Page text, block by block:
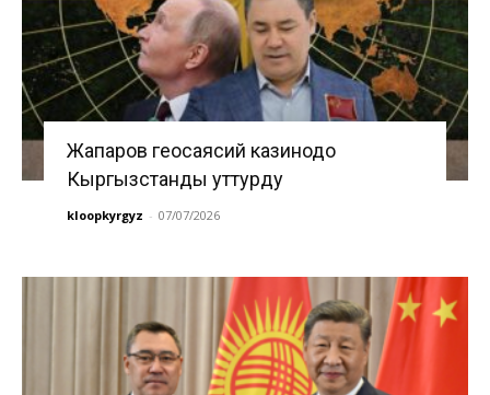
Жапаров геосаясий казинодо
Кыргызстанды уттурду
kloopkyrgyz - 07/07/2026